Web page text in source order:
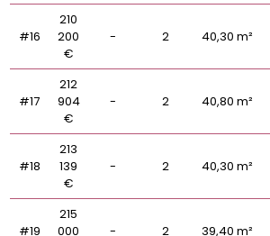
#16
210
200
€
- 2 40,30 m²
#17
212
904
€
- 2 40,80 m²
#18
213
139
€
- 2 40,30 m²
#19
215
000
- 2 39,40 m²